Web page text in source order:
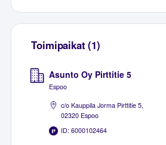
Toimipaikat (1)
Asunto Oy Pirttitie 5
Espoo
c/o Kauppila Jorma Pirttitie 5,
02320 Espoo
ID: 6000102464